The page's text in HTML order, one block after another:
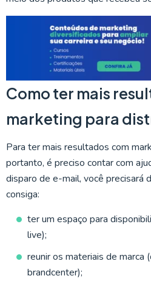
Como ter mais
marketing para
Para ter mais resultados com
portanto, é preciso contar com
disparo de e-mail, você precisará
consiga:
ter um espaço para
live);
reunir os materiais de marca
brandcenter);